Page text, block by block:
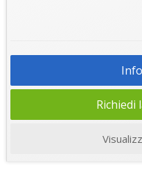
Richiedi